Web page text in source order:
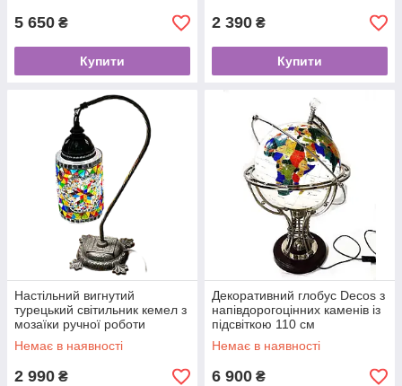
5 650 ₴
Купити
2 390 ₴
Купити
Настільний вигнутий
турецький світильник кемел з
мозаїки ручної роботи
різнокольоровий
Немає в наявності
2 990 ₴
Декоративний глобус Decos з
напівдорогоцінних каменів із
підсвіткою 110 см
Немає в наявності
6 900 ₴